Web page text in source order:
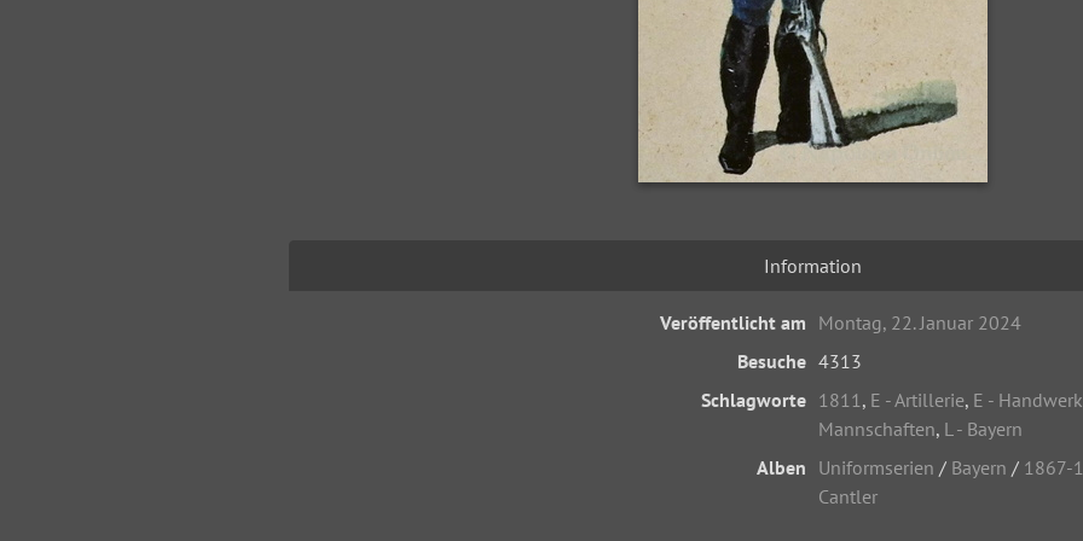
Information
Veröffentlicht am Montag, 22. Januar 2024
Besuche 4313
Schlagworte 1811, E - Artillerie, E -
Mannschaften, L - Bayern
Alben Uniformserien / Bayern / 1867-
Cantler